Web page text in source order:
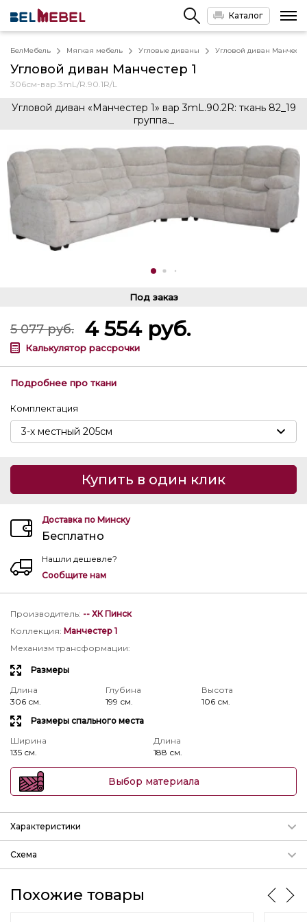
Каталог
БелМебель Мягкая мебель Угловые диваны Угловой диван
Угловой диван Манчестер 1
306см-вар.3mL/R.90.1R/L
Угловой диван «Манчестер 1» вар 3mL.90.2R: ткань 82_19
группа._
Под заказ
5 077 руб. 4 554 руб.
Калькулятор рассрочки
Подробнее про ткани
Комплектация
Купить в один клик
Доставка по Минску
Бесплатно
Нашли дешевле?
Сообщите нам
Производитель: -- ХК Пинск
Коллекция: Манчестер 1
Механизм трансформации:
Размеры
Длина
306 см.
Глубина
199 см.
Высота
106 см.
Размеры спального места
Ширина
135 см.
Длина
188 см.
Выбор материала
Характеристики
Подробнее о механизмах
Длина Глубина
Схема
Похожие товары